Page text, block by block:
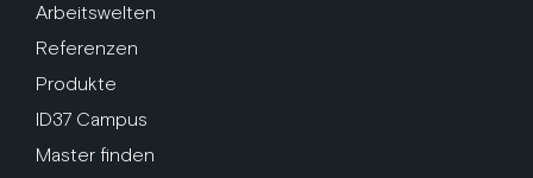
Arbeitswelten
Referenzen
Produkte
ID37 Campus
Master finden